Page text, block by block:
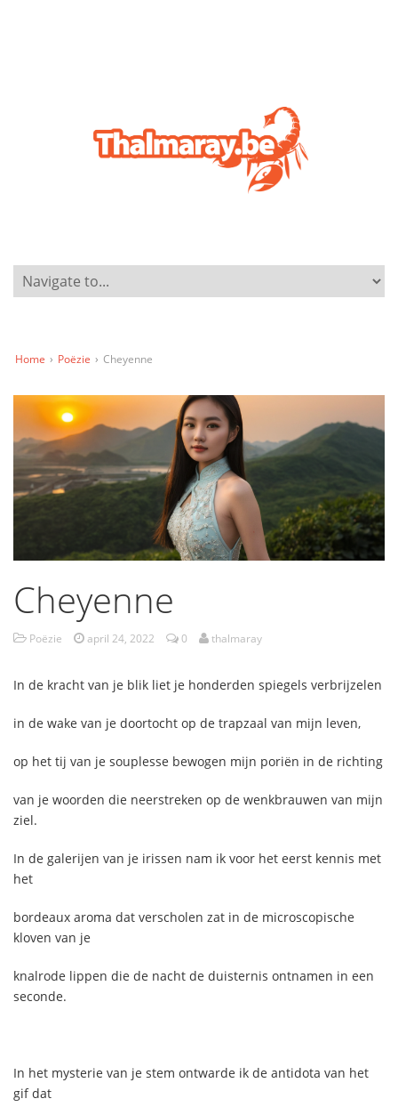
Home › Poëzie › Cheyenne
Cheyenne
Poëzie april 24, 2022 0 thalmaray
In de kracht van je blik liet je honderden spiegels verbrijzelen
in de wake van je doortocht op de trapzaal van mijn leven,
op het tij van je souplesse bewogen mijn poriën in de richting
van je woorden die neerstreken op de wenkbrauwen van mijn
ziel.
In de galerijen van je irissen nam ik voor het eerst kennis met
het
bordeaux aroma dat verscholen zat in de microscopische
kloven van je
knalrode lippen die de nacht de duisternis ontnamen in een
seconde.
In het mysterie van je stem ontwarde ik de antidota van het
gif dat